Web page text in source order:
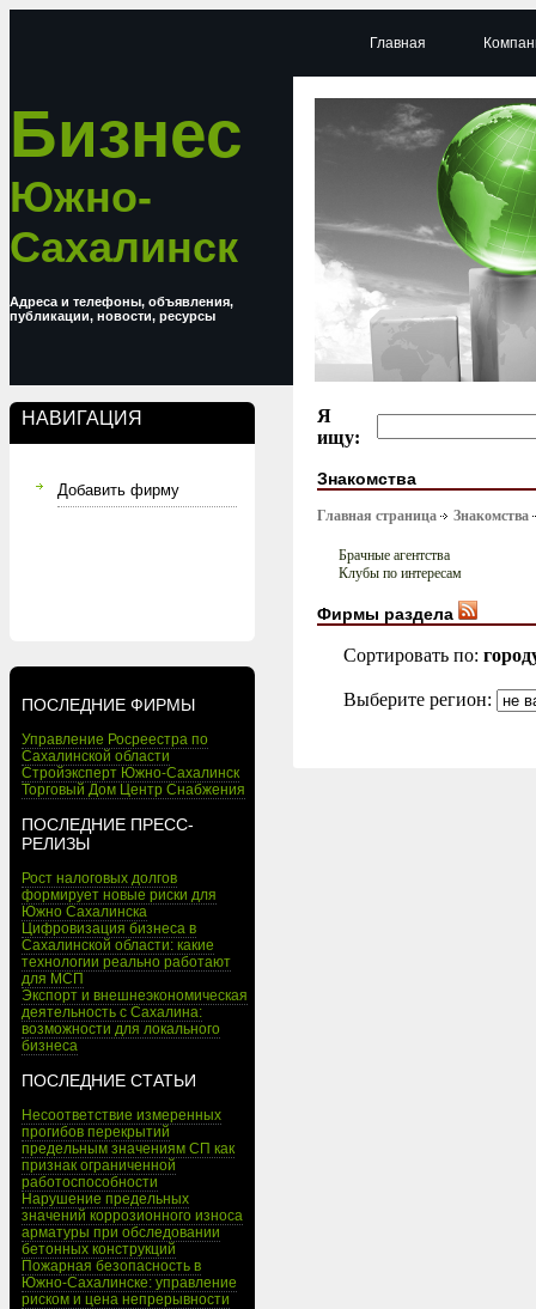
Бизнес
Южно-
Сахалинск
Адреса и телефоны, объявления,
публикации, новости, ресурсы
НАВИГАЦИЯ
Добавить фирму
ПОСЛЕДНИЕ ФИРМЫ
Управление Росреестра по
Сахалинской области
Стройэксперт Южно-Сахалинск
Торговый Дом Центр Снабжения
ПОСЛЕДНИЕ ПРЕСС-
РЕЛИЗЫ
Рост налоговых долгов
формирует новые риски для
Южно Сахалинска
Цифровизация бизнеса в
Сахалинской области: какие
технологии реально работают
для МСП
Экспорт и внешнеэкономическая
деятельность с Сахалина:
возможности для локального
бизнеса
ПОСЛЕДНИЕ СТАТЬИ
Несоответствие измеренных
прогибов перекрытий
предельным значениям СП как
признак ограниченной
работоспособности
Нарушение предельных
значений коррозионного износа
арматуры при обследовании
бетонных конструкций
Пожарная безопасность в
Южно-Сахалинске: управление
риском и цена непрерывности
Главная
Я
ищу:
Знакомства
Главная страница Знакомства
Брачные агентства
Клубы по интересам
Фирмы раздела
Сортировать по:
Выберите регион: